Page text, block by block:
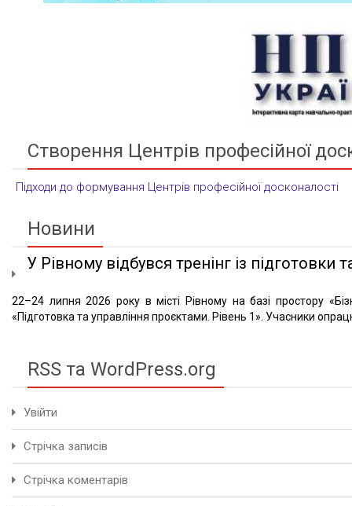
Створення Центрів професійної
Підходи до формування Центрів професійної досконалості
Новини
У Рівному відбувся тренінг із підготовки
22–24 липня 2026 року в місті Рівному на базі простору
«Підготовка та управління проєктами. Рівень 1». Учасники
RSS та WordPress.org
Увійти
Стрічка записів
Стрічка коментарів